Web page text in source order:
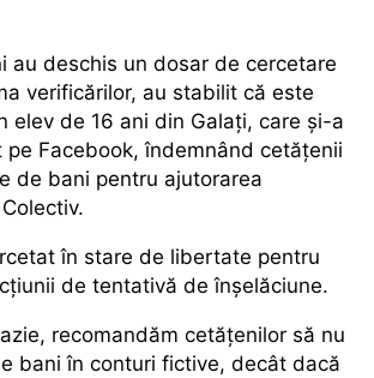
au deschis un dosar de cercetare
verificărilor, au stabilit că este
elev de 16 ani din Galați, care și-a
pe Facebook, îndemnând cetățenii
de bani pentru ajutorarea
în stare de libertate pentru
de tentativă de înșelăciune.
recomandăm cetățenilor să nu
bani în conturi fictive, decât dacă